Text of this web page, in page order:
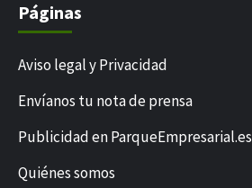
Páginas
Aviso legal y Privacidad
Envíanos tu nota de prensa
Publicidad en ParqueEmpresarial.es
Quiénes somos